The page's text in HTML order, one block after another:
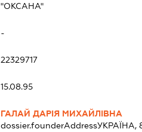
"ОКСАНА"
-
22329717
15.08.95
ГАЛАЙ ДАРІЯ МИХАЙЛІВНА
dossier.founderAddressУКРАЇНА,